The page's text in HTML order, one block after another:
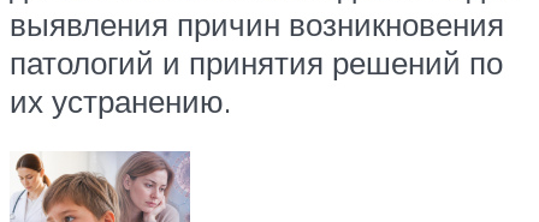
выявления причин возникновения
патологий и принятия решений по
их устранению.